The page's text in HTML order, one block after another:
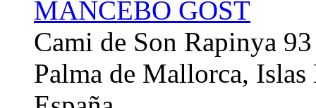
MANCEBO GOST
Cami de Son Rapinya 93
Palma de Mallorca, Islas